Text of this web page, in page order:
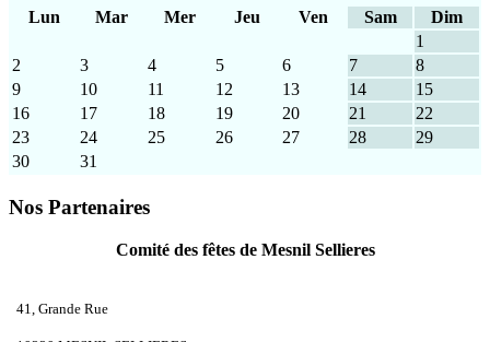
Lun
Mar Mer Jeu Ven Sam
Dim
1
2
3 4 5 6 7
8
9
10 11 12 13 14
15
16
17 18 19 20 21
22
23
24 25 26 27 28
29
30
31
Nos Partenaires
Comité des fêtes de Mesnil Sellieres
41, Grande Rue